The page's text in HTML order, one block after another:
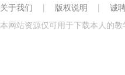
关于我们 | 版权说明 | 诚
本网站资源仅可用于下载本人的